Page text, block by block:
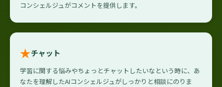
コンシェルジュがコメントを提供します。
★チャット
学習に関する悩みやちょっとチャットしたいなという時に、あ
なたを理解したAIコンシェルジュがしっかりと相談にのりま